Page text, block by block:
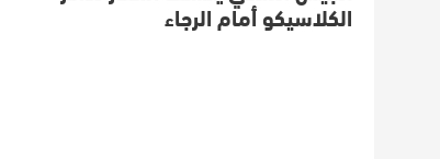
الكلاسيكو أمام الرجاء